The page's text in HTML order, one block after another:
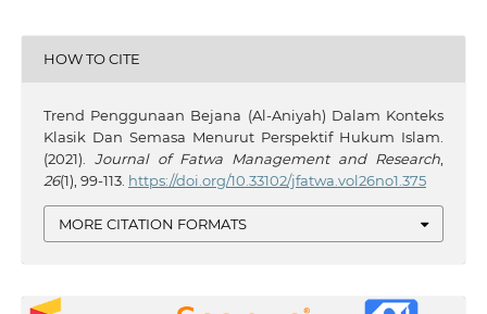
HOW TO CITE
Trend Penggunaan Bejana (Al-Aniyah) Dalam Konteks
Klasik Dan Semasa Menurut Perspektif Hukum Islam.
(2021). Journal of Fatwa Management and Research
26(1), 99-113. https://doi.org/10.33102/jfatwa.vol26no1.375
MORE CITATION FORMATS